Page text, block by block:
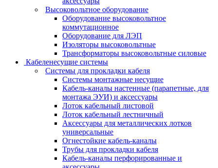
Высоковольтное оборудование
Оборудование высоковольтное
коммутационное
Оборудование для ЛЭП
Изоляторы высоковольтные
Трансформаторы высоковольтные силовые
Кабеленесущие системы
Системы для прокладки кабеля
Системы монтажные несущие
Кабель-каналы настенные (парапетные, для
монтажа ЭУИ) и аксессуары
Лоток кабельный листовой
Лоток кабельный лестничный
Аксессуары для металлических лотков
универсальные
Огнестойкие кабель-каналы
Трубы для прокладки кабеля
Кабель-каналы перфорированные и